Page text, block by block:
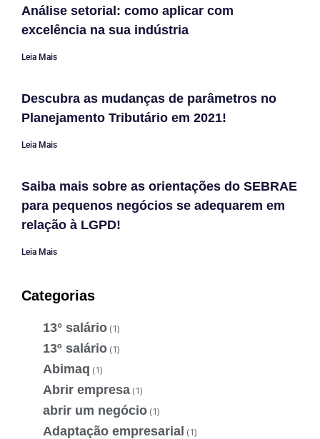
Análise setorial: como aplicar com
excelência na sua indústria
Leia Mais
Descubra as mudanças de parâmetros no
Planejamento Tributário em 2021!
Leia Mais
Saiba mais sobre as orientações do SEBRAE
para pequenos negócios se adequarem em
relação à LGPD!
Leia Mais
Categorias
13° salário (1)
13º salário (1)
Abimaq (1)
Abrir empresa (1)
abrir um negócio (1)
Adaptação empresarial (1)